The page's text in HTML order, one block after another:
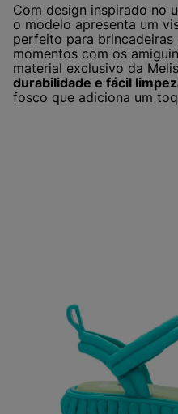
Com design inspirado no
o modelo apresenta um
perfeito para brincadeiras
momentos com os
material exclusivo da
durabilidade e fácil
fosco que adiciona um